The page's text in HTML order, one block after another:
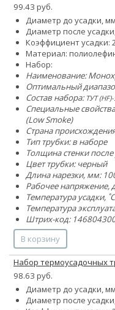
99.43 руб.
Диаметр до усадки,
Диаметр после
Коэффициент усадки:
Материал:
Набор:
Наименование:
Оптимальный
Состав набора: ТУТ
Специальные
(Low Smoke)
Страна
Тип трубки: в наборе
Толщина стенки
Цвет трубки: черный
Длина нарезки, мм:
Рабочее напряжение,
Температура усадки,
Температура
Штрих-код:
В корзину
Набор термоусадочных
98.63 руб.
Диаметр до усадки,
Диаметр после